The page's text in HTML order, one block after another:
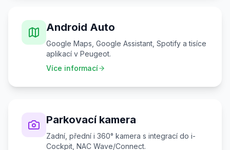
Android Auto
Google Maps, Google Assistant, Spotify a tisíce
aplikací v Peugeot.
Více informací
Parkovací kamera
Zadní, přední i 360° kamera s integrací do i-
Cockpit, NAC Wave/Connect.